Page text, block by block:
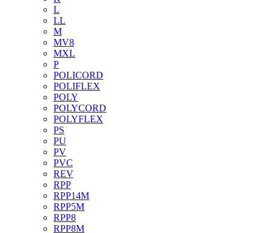
L
LL
M
MV8
MXL
P
POLICORD
POLIFLEX
POLY
POLYCORD
POLYFLEX
PS
PU
PV
PVC
REV
RPP
RPP14M
RPP5M
RPP8
RPP8M